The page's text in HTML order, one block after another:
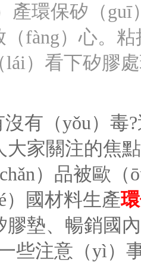
產環保矽（
fàng）心。
lái）看下矽膠
有（yǒu）毒
大家關注的焦
）品被歐（
）國材料生產
膠墊、暢銷國
些注意（yì）